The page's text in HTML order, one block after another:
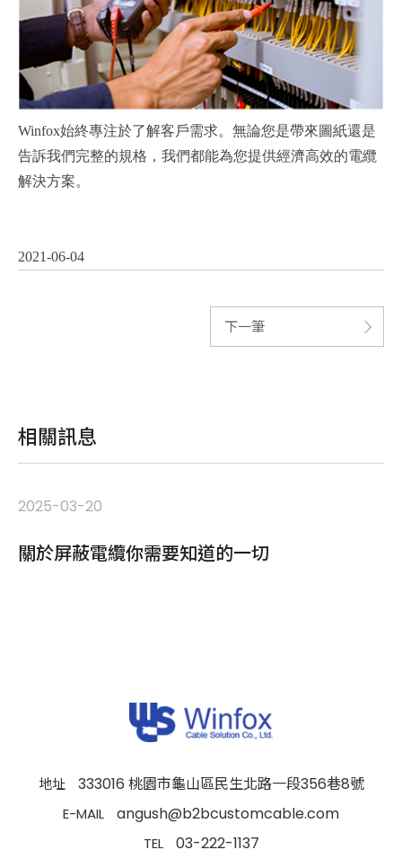
Winfox始終專注於了解客戶需求。無論您是帶來圖紙還是
告訴我們完整的規格，我們都能為您提供經濟高效的電纜
解決方案。
2021-06-04
下一筆
相關訊息
2025-03-20
關於屏蔽電纜你需要知道的一切
地址 333016 桃園市龜山區民生北路一段356巷8號
E-MAIL angush@b2bcustomcable.com
TEL 03-222-1137